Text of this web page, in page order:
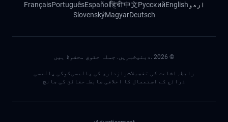
اردو English
Русский
中文
हिंदी
Español
Português
Français
Deutsch
Magyar
Slovenský
©
2026 .دبئیخبریں. جملہ حقوق محفوظ ہیں
رابطہ اشاعت کی تفصیلاترازداری کی پالیسیکوکی پالیسی
ذرائع کے استعمال کا اخلاقی ضابطہ حقائق کی جانچ